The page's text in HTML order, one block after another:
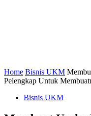
Home Bisnis UKM
Pelengkap Untuk
Bisnis UKM